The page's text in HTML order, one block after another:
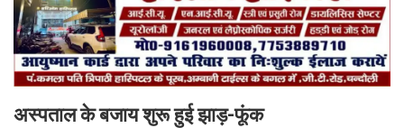
अस्पताल के बजाय शुरू हुई झाड़-फूंक